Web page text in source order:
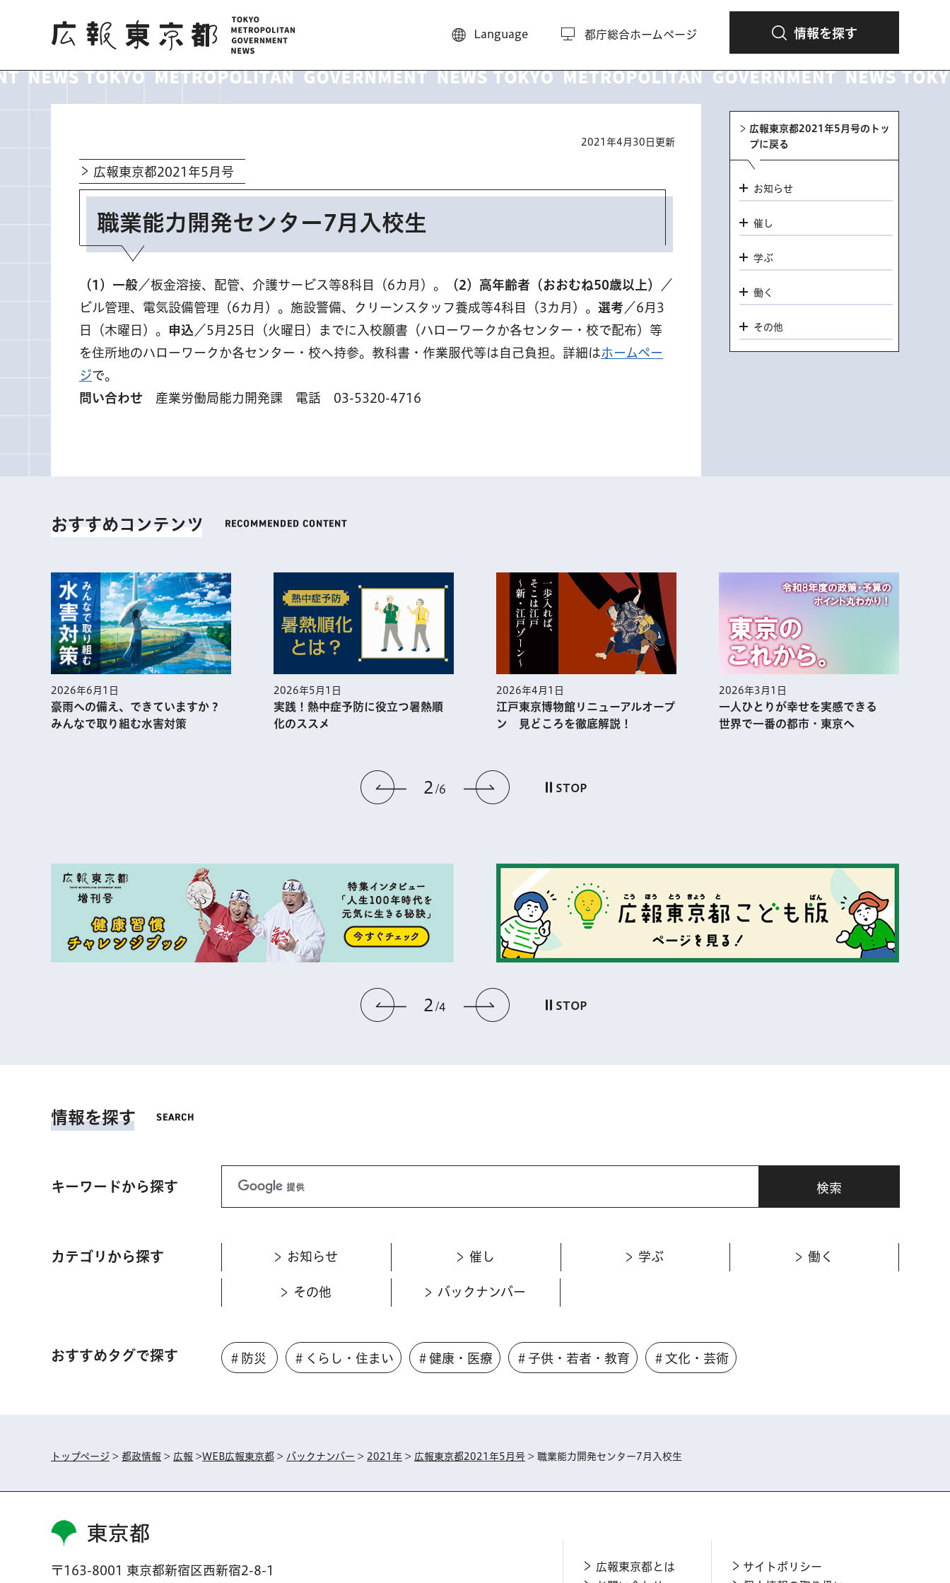
広報東京都
Language 都庁総合ホームページ 情報を探す
2021年4月30日更新
広報東京都2021年5月号
職業能力開発センター7月入校生
（1）一般 ／板金溶接、配管、介護サービス等8科目（6カ月）。 （2）高年齢者（おおむね50歳以上）
／
ビル管理、電気設備管理（6カ月）。施設警備、クリーンスタッフ養成等4科目（3カ月）。 選考 ／6月3
日（木曜日）。
申込 ／5月25日（火曜日）までに入校願書（ハローワークか各センター・校で配布）等
を住所地のハローワークか各センター・校へ持参。教科書・作業服代等は自己負担。詳細はホームペー
ジで。
問い合わせ 産業労働局能力開発課 電話 03-5320-4716
広報東京都2021年5月号のトッ
プに戻る
お知らせ
催し
学ぶ
働く
その他
おすすめコンテンツ
前のスライドを表示
2 6 次のスライドを表示
STOP
2026年6月1日
豪雨への備え、できていますか？
みんなで取り組む水害対策
2026年5月1日
実践！熱中症予防に役⽴つ暑熱順
化のススメ
2026年4月1日
江戸東京博物館リニューアルオープ
ン 見どころを徹底解説！
2026年3月1日
一人ひとりが幸せを実感できる
世界で一番の都市・東京へ
前のスライドを表示
2 4 次のスライドを表示
STOP
情報を探す
キーワードから探す
カテゴリから探す お知らせ 催し 学ぶ 働く
その他 バックナンバー
おすすめタグで探す ＃防災 ＃くらし・住まい ＃健康・医療 ＃子供・若者・教育 ＃文化・芸術
トップページ > 都政情報 > 広報 >WEB広報東京都 > バックナンバー > 2021年 > 広報東京都2021年5月号 > 職業能力開発センター7月入校生
東京都
〒163-8001 東京都新宿区西新宿2-8-1
広報東京都とは
サイトポリシー